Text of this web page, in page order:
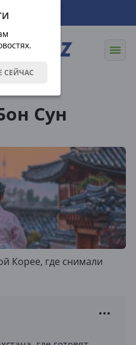
СЕЙЧАС
Сун
Корее, где снимали